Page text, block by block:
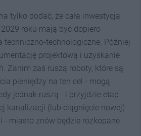
tylko dodać, że cała inwestycja
roku mają być dopiero
techniczno-technologiczne. Później
projektową i uzyskanie
Zanim zaś ruszą roboty, które są
pieniędzy na ten cel - mogą
jednak ruszą - i przyjdzie etap
kanalizacji (lub ciągnięcie nowej)
- miasto znów będzie rozkopane